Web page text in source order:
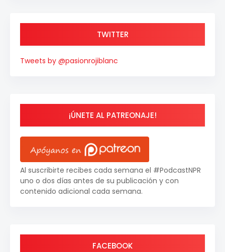
TWITTER
Tweets by @pasionrojiblanc
¡ÚNETE AL PATREONAJE!
Al suscribirte recibes cada semana el #PodcastNPR
uno o dos días antes de su publicación y con
contenido adicional cada semana.
FACEBOOK